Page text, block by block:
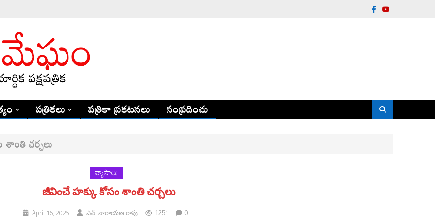
పత్రికలు పత్రికా ప్రకటనలు సంప్రదించు
చర్చలు
వ్యాసాలు
జీవించే హక్కు కోసం శాంతి చర్చలు
April 16, 2025 ఎన్. నారాయణ రావు 1251 0